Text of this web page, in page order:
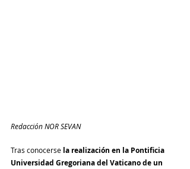
Redacción NOR SEVAN
Tras conocerse la realización en la Pontificia
Universidad Gregoriana del Vaticano de un